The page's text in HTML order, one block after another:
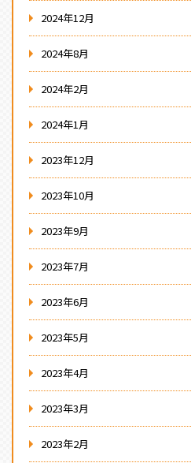
2024年12月
2024年8月
2024年2月
2024年1月
2023年12月
2023年10月
2023年9月
2023年7月
2023年6月
2023年5月
2023年4月
2023年3月
2023年2月